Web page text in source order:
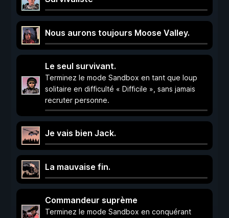
Nous aurons toujours Moose Valley.
Le seul survivant.
Terminez le mode Sandbox en tant que loup
solitaire en difficulté « Difficile », sans jamais
recruter personne.
Je vais bien Jack.
La mauvaise fin.
Commandeur suprème
Terminez le mode Sandbox en conquérant